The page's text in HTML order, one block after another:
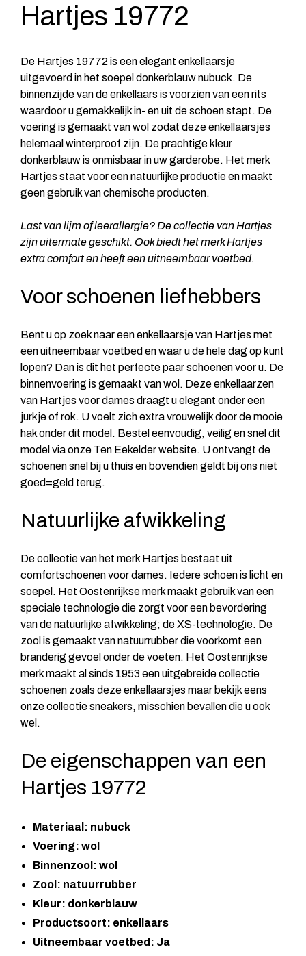
Hartjes 19772
De Hartjes 19772 is een elegant enkellaarsje
uitgevoerd in het soepel donkerblauw nubuck. De
binnenzijde van de enkellaars is voorzien van een rits
waardoor u gemakkelijk in- en uit de schoen stapt. De
voering is gemaakt van wol zodat deze enkellaarsjes
helemaal winterproof zijn. De prachtige kleur
donkerblauw is onmisbaar in uw garderobe. Het merk
Hartjes staat voor een natuurlijke productie en maakt
geen gebruik van chemische producten.
Last van lijm of leerallergie? De collectie van Hartjes
zijn uitermate geschikt. Ook biedt het merk Hartjes
extra comfort en heeft een uitneembaar voetbed.
Voor schoenen liefhebbers
Bent u op zoek naar een enkellaarsje van Hartjes met
een uitneembaar voetbed en waar u de hele dag op kunt
lopen? Dan is dit het perfecte paar schoenen voor u. De
binnenvoering is gemaakt van wol. Deze enkellaarzen
van Hartjes voor dames draagt u elegant onder een
jurkje of rok. U voelt zich extra vrouwelijk door de mooie
hak onder dit model. Bestel eenvoudig, veilig en snel dit
model via onze Ten Eekelder website. U ontvangt de
schoenen snel bij u thuis en bovendien geldt bij ons niet
goed=geld terug.
Natuurlijke afwikkeling
De collectie van het merk Hartjes bestaat uit
comfortschoenen voor dames. Iedere schoen is licht en
soepel. Het Oostenrijkse merk maakt gebruik van een
speciale technologie die zorgt voor een bevordering
van de natuurlijke afwikkeling; de XS-technologie. De
zool is gemaakt van natuurrubber die voorkomt een
branderig gevoel onder de voeten. Het Oostenrijkse
merk maakt al sinds 1953 een uitgebreide collectie
schoenen zoals deze enkellaarsjes maar bekijk eens
onze collectiesneakers, misschien bevallen die u ook
wel.
De eigenschappen van een
Hartjes 19772
Materiaal: nubuck
Voering: wol
Binnenzool: wol
Zool: natuurrubber
Kleur: donkerblauw
Productsoort: enkellaars
Uitneembaar voetbed: Ja